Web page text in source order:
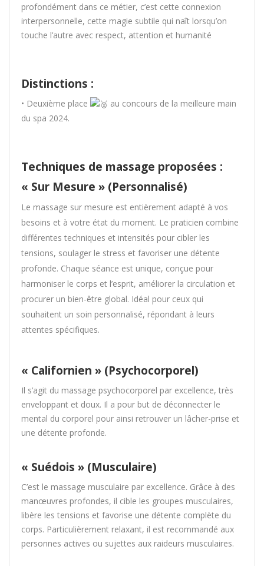
profondément dans ce métier, c’est cette connexion
interpersonnelle, cette magie subtile qui naît lorsqu’on
touche l’autre avec respect, attention et humanité
Distinctions :
• Deuxième place
au concours de la meilleure main
du spa 2024.
Techniques de massage proposées :
« Sur Mesure » (Personnalisé)
Le massage sur mesure est entièrement adapté à vos
besoins et à votre état du moment. Le praticien combine
différentes techniques et intensités pour cibler les
tensions, soulager le stress et favoriser une détente
profonde. Chaque séance est unique, conçue pour
harmoniser le corps et l’esprit, améliorer la circulation et
procurer un bien-être global. Idéal pour ceux qui
souhaitent un soin personnalisé, répondant à leurs
attentes spécifiques.
« Californien » (Psychocorporel)
Il s’agit du massage psychocorporel par excellence, très
enveloppant et doux. Il a pour but de déconnecter le
mental du corporel pour ainsi retrouver un lâcher-prise et
une détente profonde.
« Suédois » (Musculaire)
C’est le massage musculaire par excellence. Grâce à des
manœuvres profondes, il cible les groupes musculaires,
libère les tensions et favorise une détente complète du
corps. Particulièrement relaxant, il est recommandé aux
personnes actives ou sujettes aux raideurs musculaires.